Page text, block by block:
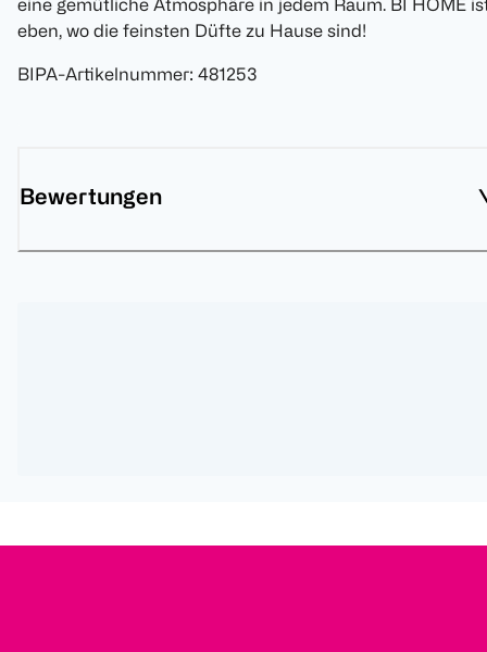
eine gemütliche Atmosphäre in jedem Raum. BI HOME
eben, wo die feinsten Düfte zu Hause sind!
BIPA-Artikelnummer: 481253
Bewertungen